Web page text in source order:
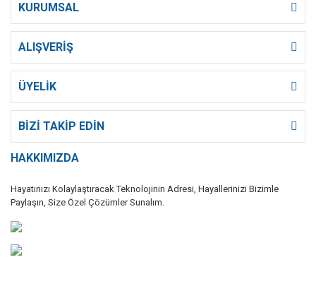
KURUMSAL
ALIŞVERİŞ
ÜYELİK
BİZİ TAKİP EDİN
HAKKIMIZDA
Hayatınızı Kolaylaştıracak Teknolojinin Adresi, Hayallerinizi Bizimle
Paylaşın, Size Özel Çözümler Sunalım.